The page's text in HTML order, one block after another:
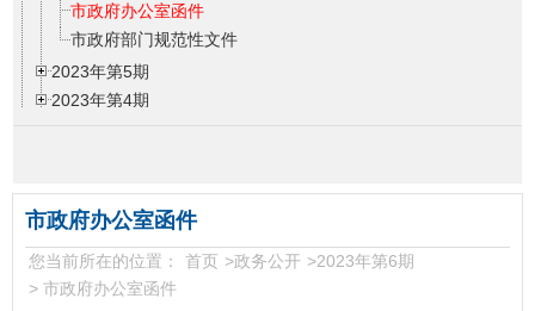
市政府办公室函件
市政府部门规范性文件
2023年第5期
2023年第4期
2022年第6期
2022年第5期
2022年第4期
2022年第3期
市政府办公室函件
您当前所在的位置： 首页 >政务公开 >2023年第6期
> 市政府办公室函件